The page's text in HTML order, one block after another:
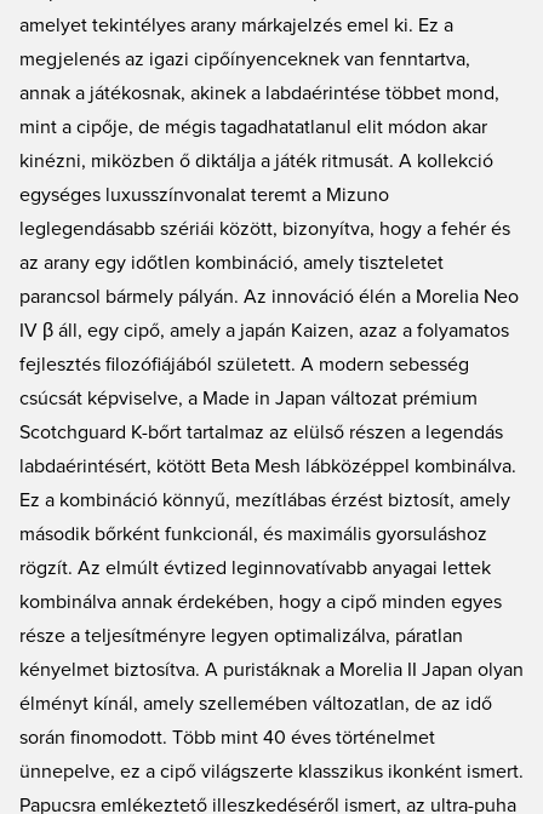
amelyet tekintélyes arany márkajelzés emel ki. Ez a
megjelenés az igazi cipőínyenceknek van fenntartva,
annak a játékosnak, akinek a labdaérintése többet mond,
mint a cipője, de mégis tagadhatatlanul elit módon akar
kinézni, miközben ő diktálja a játék ritmusát. A kollekció
egységes luxusszínvonalat teremt a Mizuno
leglegendásabb szériái között, bizonyítva, hogy a fehér és
az arany egy időtlen kombináció, amely tiszteletet
parancsol bármely pályán. Az innováció élén a Morelia Neo
IV β áll, egy cipő, amely a japán Kaizen, azaz a folyamatos
fejlesztés filozófiájából született. A modern sebesség
csúcsát képviselve, a Made in Japan változat prémium
Scotchguard K-bőrt tartalmaz az elülső részen a legendás
labdaérintésért, kötött Beta Mesh lábközéppel kombinálva.
Ez a kombináció könnyű, mezítlábas érzést biztosít, amely
második bőrként funkcionál, és maximális gyorsuláshoz
rögzít. Az elmúlt évtized leginnovatívabb anyagai lettek
kombinálva annak érdekében, hogy a cipő minden egyes
része a teljesítményre legyen optimalizálva, páratlan
kényelmet biztosítva. A puristáknak a Morelia II Japan olyan
élményt kínál, amely szellemében változatlan, de az idő
során finomodott. Több mint 40 éves történelmet
ünnepelve, ez a cipő világszerte klasszikus ikonként ismert.
Papucsra emlékeztető illeszkedéséről ismert, az ultra-puha